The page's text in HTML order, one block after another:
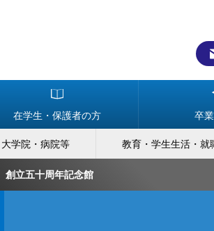
在学生・保護者の方 卒
学院・病院等 教育・学生生活・就
創立五十周年記念館